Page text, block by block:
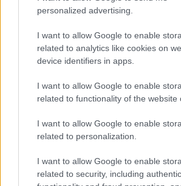
personalized advertising.
I want to allow Google to enable
related to analytics like cookies on
device identifiers in apps.
I want to allow Google to enable
related to functionality of the website
I want to allow Google to enable
related to personalization.
I want to allow Google to enable
related to security, including
Az intézetet az alapító vezette a
tizenhét évig. Ezzel szemben a magyar
kiemelkedő képviselőjének, dr. Székely
mindössze néhány hónap jutott, majd
igazgatóhelyettes lett nyugdíjaztatásáig.
nevét, aki 1983-tól megpróbálta
színháztörténet 1790–1873című
és kiadása.